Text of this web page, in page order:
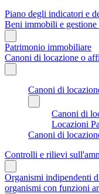
Piano degli indicatori e
Beni immobili e
Patrimonio immobiliare
Canoni di locazione o
Canoni di
Canoni di
Locazioni
Canoni di
Controlli e rilievi
Organismi indipendenti
organismi con funzioni